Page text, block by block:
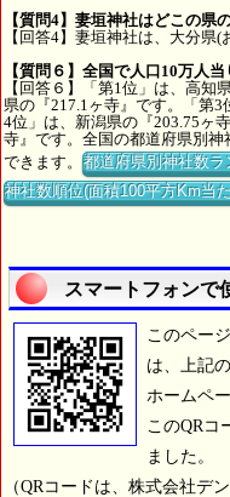
【質問4】妻垣神社はどこの県
【回答4】妻垣神社は、大分県
【質問６】全国で人口10万人
【回答６】「第1位」は、高知
県の『217.1ヶ寺』です。「第
4位」は、新潟県の『203.75ヶ
寺』です。全国の都道府県別
できます。都道府県別神社数ラ
神社数順位(面積100平方Km当
スマートフォンで
このペー
は、上記の
ホームペ
このQRコ
ました。
（QRコードは、株式会社デ